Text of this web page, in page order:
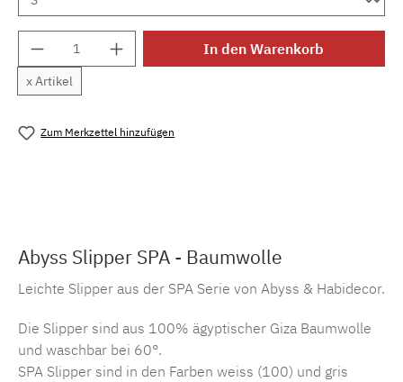
Produkt Anzahl: Gib den gewünschten
x Artikel
In den Warenkorb
Zum Merkzettel hinzufügen
Abyss Slipper SPA - Baumwolle
Leichte Slipper aus der SPA Serie von Abyss & Habidecor.
Die Slipper sind aus 100% ägyptischer Giza Baumwolle
und waschbar bei 60°.
SPA Slipper sind in den Farben weiss (100) und gris